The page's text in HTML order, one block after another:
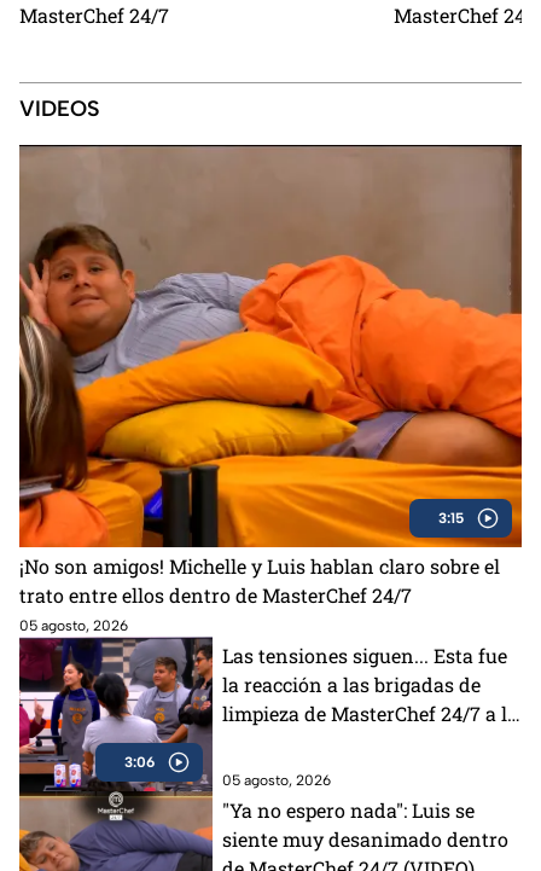
MasterChef 24/7
MasterChef 24/
VIDEOS
3:15
¡No son amigos! Michelle y Luis hablan claro sobre el
trato entre ellos dentro de MasterChef 24/7
05 agosto, 2026
3:06
Las tensiones siguen... Esta fue
la reacción a las brigadas de
limpieza de MasterChef 24/7 a la
05 agosto, 2026
"Ya no espero nada": Luis se
siente muy desanimado dentro